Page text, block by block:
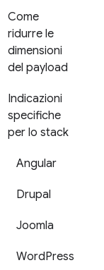
Come
ridurre le
dimensioni
del payload
Indicazioni
specifiche
per lo stack
Angular
Drupal
Joomla
WordPress